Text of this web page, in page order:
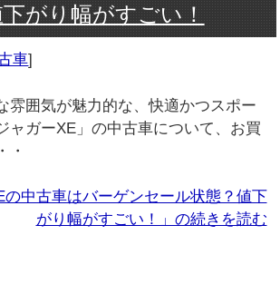
がり幅がすごい！
車]
雰囲気が魅力的な、快適かつスポー
ャガーXE」の中古車について、お買
・
の中古車はバーゲンセール状態？値下
がり幅がすごい！」の続きを読む